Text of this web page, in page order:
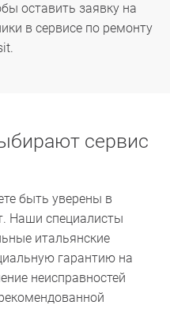
оставить заявку на
в сервисе по ремонту
сервис
быть уверены в
Наши специалисты
итальянские
гарантию на
неисправностей